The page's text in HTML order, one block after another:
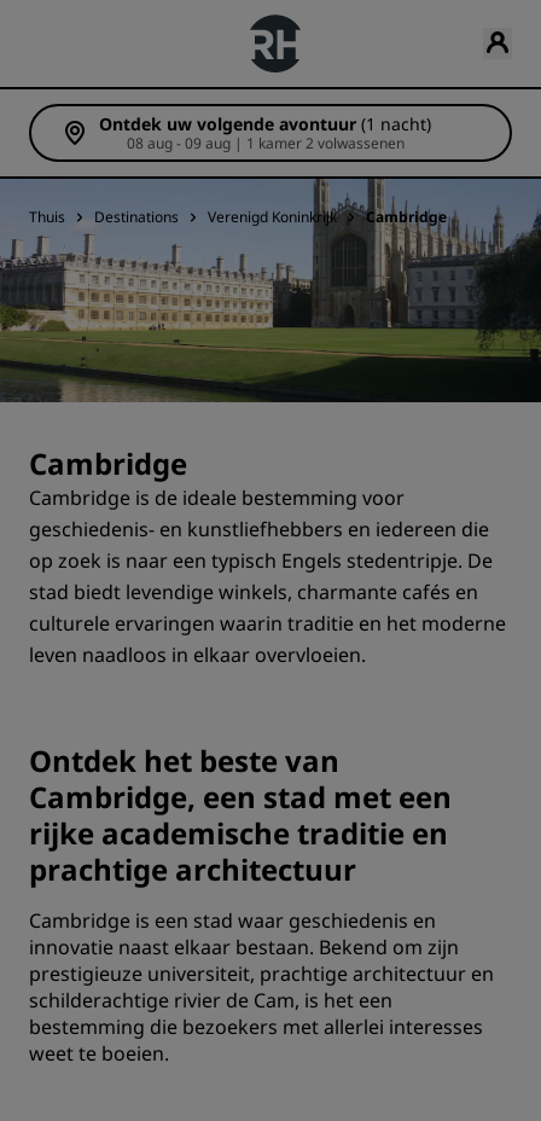
Ontdek uw volgende avontuur (1 nacht)
08 aug - 09 aug | 1 kamer 2 volwassenen
Thuis Destinations Verenigd Koninkrijk Cambridge
Cambridge
‌Cambridge is de ideale bestemming voor
geschiedenis- en kunstliefhebbers en iedereen die
op zoek is naar een typisch Engels stedentripje. De
stad biedt levendige winkels, charmante cafés en
culturele ervaringen waarin traditie en het moderne
leven naadloos in elkaar overvloeien.
‌Ontdek het beste van
Cambridge, een stad met een
rijke academische traditie en
prachtige architectuur
Cambridge is een stad waar geschiedenis en
innovatie naast elkaar bestaan. ‌Bekend om zijn
prestigieuze universiteit, prachtige architectuur en
schilderachtige rivier de Cam, is het een
bestemming die bezoekers met allerlei interesses
weet te boeien.